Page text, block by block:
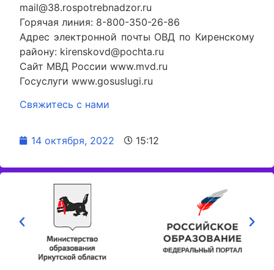
mail@38.rospotrebnadzor.ru
Горячая линия: 8-800-350-26-86
Адрес электронной почты ОВД по Киренскому
району: kirenskovd@pochta.ru
Сайт МВД России www.mvd.ru
Госуслуги www.gosuslugi.ru
Свяжитесь с нами
14 октября, 2022 15:12